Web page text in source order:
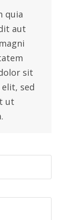
quia
aut
sit
sed
ut